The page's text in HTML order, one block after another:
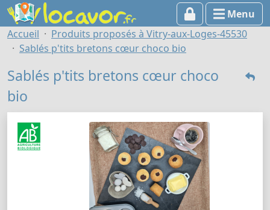
Menu
Accueil
Produits proposés à Vitry-aux-Loges-45530
Sablés p'tits bretons cœur choco bio
Sablés p'tits bretons cœur choco
bio